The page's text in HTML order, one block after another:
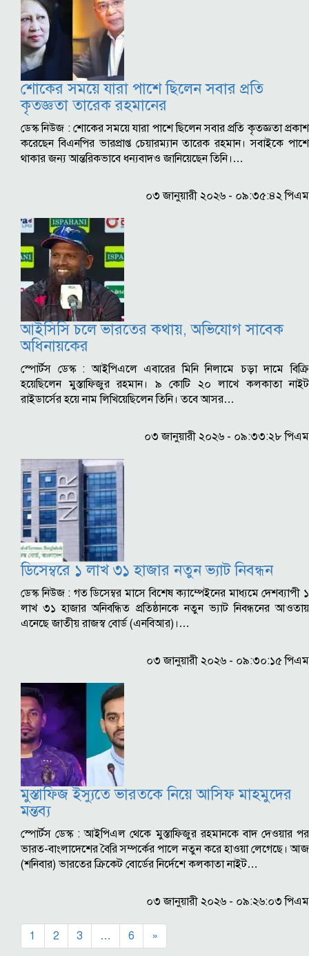
শোকের সময়ে যারা পাশে ছিলেন সবার প্রতি
কৃতজ্ঞতা তারেক রহমানের
ডেস্ক নিউজ : শোকের সময়ে যারা পাশে ছিলেন সবার প্রতি কৃতজ্ঞতা প্রকাশ
করেছেন বিএনপির ভারপ্রাপ্ত চেয়ারম্যান তারেক রহমান। সবাইকে পাশে
থাকার জন্য আন্তরিকভাবে ধন্যবাদও জানিয়েছেন তিনি।…
০৩ জানুয়ারী ২০২৬ - ০৯:৩৫:৪২ পিএম
আইসিসি চলে ভারতের কথায়, অভিযোগ সাবেক
অধিনায়কের
স্পোর্টস ডেস্ক : আইপিএলে এবারের মিনি নিলামে চড়া দামে বিক্রি
হয়েছিলেন মুস্তাফিজুর রহমান। ৯ কোটি ২০ লাখে কলকাতা নাইট
রাইডার্সের হয়ে নাম লিখিয়েছিলেন তিনি। তবে আসর…
০৩ জানুয়ারী ২০২৬ - ০৯:৩৩:২৮ পিএম
ডিসেম্বরে ১ লাখ ৩১ হাজার নতুন ভ্যাট নিবন্ধন
ডেস্ক নিউজ : গত ডিসেম্বর মাসে বিশেষ ক্যাম্পেইনের মাধ্যমে দেশব্যাপী ১
লাখ ৩১ হাজার অনিবন্ধিত প্রতিষ্ঠানকে নতুন ভ্যাট নিবন্ধনের আওতায়
এনেছে জাতীয় রাজস্ব বোর্ড (এনবিআর)।…
০৩ জানুয়ারী ২০২৬ - ০৯:৩০:১৫ পিএম
মুস্তাফিজ ইস্যুতে ভারতকে নিয়ে আসিফ মাহমুদের
মন্তব্য
স্পোর্টস ডেস্ক : আইপিএল থেকে মুস্তাফিজুর রহমানকে বাদ দেওয়ার পর
ভারত-বাংলাদেশের বৈরি সম্পর্কের পালে নতুন করে হাওয়া লেগেছে। আজ
(শনিবার) ভারতের ক্রিকেট বোর্ডের নির্দেশে কলকাতা নাইট…
০৩ জানুয়ারী ২০২৬ - ০৯:২৬:০৩ পিএম
1 2 3 … 6 »